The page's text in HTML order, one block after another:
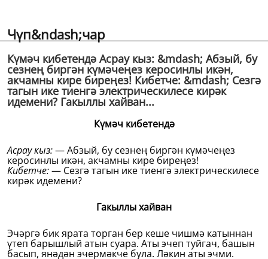
Чүп&ndash;чар
Күмәч кибетендә Асрау кыз: &mdash; Абзый, бу
сезнең биргән күмәчеңез керосинлы икән,
акчамны кире биреңез! Кибетче: &mdash; Сезгә
тагын ике тиенгә электрическилесе кирәк
идемени? Гакыллы хайван...
Күмәч кибетендә
Асрау кыз:— Абзый, бу сезнең биргән күмәчеңез
керосинлы икән, акчамны кире биреңез!
Кибетче:— Сезгә тагын ике тиенгә электрическилесе
кирәк идемени?
Гакыллы хайван
Эчәргә бик ярата торган бер кеше чишмә катыннан
үтеп барышлый атын суара. Аты эчеп туйгач, башын
басып, янәдән эчермәкче була. Ләкин аты эчми.